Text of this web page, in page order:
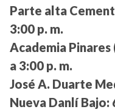
Parte alta
3:00 p. m.
Academia Pinares
a 3:00 p. m.
José A. Duarte
Nueva Danlí Bajo: